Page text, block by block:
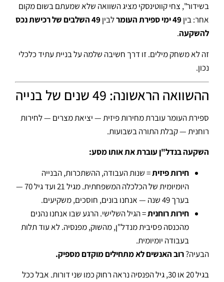
בשידור", צחי קווטינסקי מציג השוואה שלא שמעתם בשום מקום
אחר: בין49 ימי ספירת העומר לבין
49 השלבים של רכישת נכס
להשקעה.
זה לא משחק מילים. זו דרך חשיבה שלמה על בניית עתיד כלכלי
נכון.
ההשוואה הראשונה: 49 שנים של בנייה
ספירת העומר עוברת מחירות פיזית — יציאת מצרים — לחירות
רוחנית — קבלת התורה בשבועות.
השקעה בנדל"ן עוברת את אותו מסע:
חירות פיזית= שנות העבודה, ההשתכרות, הבנייה
היומיומית של הכלכלה המשפחתית. מגיל 21 ועד גיל 70 —
בערך 49 שנה — אנחנו בונים, חוסכים, משקיעים.
חירות רוחנית= הגיל השלישי. הרגע שבו אנחנו נהנים
מהכנסה פסיבית מנדל"ן, מהשוק, מפנסיה. לא עוד תלות
בעבודה יומיומית.
הבעיה?רוב האנשים לא מתחילים מוקדם מספיק.
בגיל 20 או 30, גיל הפנסיה נראה רחוק כמו שני דורות. אבל ככל